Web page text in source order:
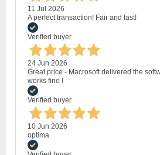
11 Jul 2026
A perfect transaction! Fair and fast!
Verified buyer
24 Jun 2026
Great price - Macrosoft delivered the
works fine !
Verified buyer
10 Jun 2026
optima